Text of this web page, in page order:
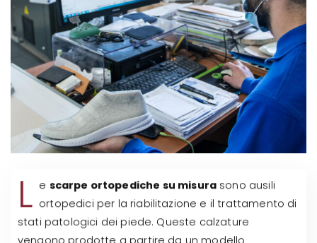
L scarpe ortopediche su misura
sono ausili
ortopedici per la riabilitazione e il trattamento di
stati patologici dei piede. Queste calzature
vengono prodotte a partire da un modello